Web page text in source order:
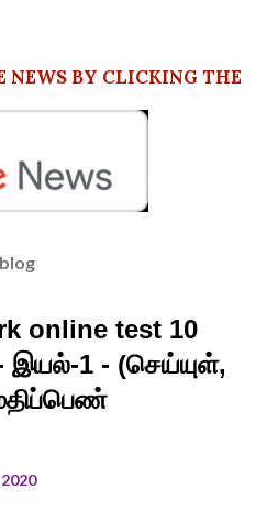
NEWS BY CLICKING THE
online test 10
இயல்-1 - (செய்யுள்,